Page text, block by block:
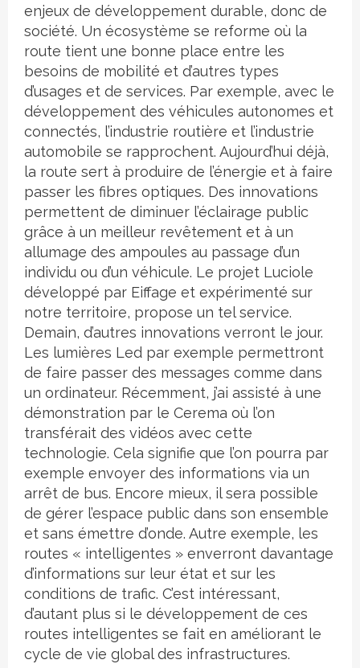
enjeux de développement durable, donc de
société. Un écosystème se reforme où la
route tient une bonne place entre les
besoins de mobilité et d’autres types
d’usages et de services. Par exemple, avec le
développement des véhicules autonomes et
connectés, l’industrie routière et l’industrie
automobile se rapprochent. Aujourd’hui déjà,
la route sert à produire de l’énergie et à faire
passer les fibres optiques. Des innovations
permettent de diminuer l’éclairage public
grâce à un meilleur revêtement et à un
allumage des ampoules au passage d’un
individu ou d’un véhicule. Le projet Luciole
développé par Eiffage et expérimenté sur
notre territoire, propose un tel service.
Demain, d’autres innovations verront le jour.
Les lumières Led par exemple permettront
de faire passer des messages comme dans
un ordinateur. Récemment, j’ai assisté à une
démonstration par le Cerema où l’on
transférait des vidéos avec cette
technologie. Cela signifie que l’on pourra par
exemple envoyer des informations via un
arrêt de bus. Encore mieux, il sera possible
de gérer l’espace public dans son ensemble
et sans émettre d’onde. Autre exemple, les
routes « intelligentes » enverront davantage
d’informations sur leur état et sur les
conditions de trafic. C’est intéressant,
d’autant plus si le développement de ces
routes intelligentes se fait en améliorant le
cycle de vie global des infrastructures.